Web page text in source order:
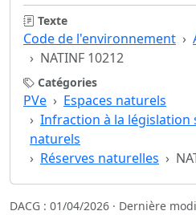
Texte
Code de l'environnement
NATINF 10212
Catégories
PVe
Espaces naturels
Infraction à la législation
naturels
Réserves naturelles
DACG : 01/04/2026 · Dernière